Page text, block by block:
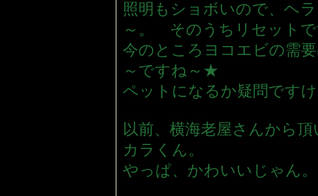
照明もショボいので、ヘ
～。 そのうちリセット
今のところヨコエビの需
～ですね～★
ペットになるか疑問です
以前、横海老屋さんから
カラくん。
やっぱ、かわいいじゃん。